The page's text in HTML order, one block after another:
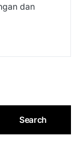
dan
Search